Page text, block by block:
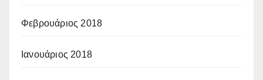
Φεβρουάριος 2018
Ιανουάριος 2018